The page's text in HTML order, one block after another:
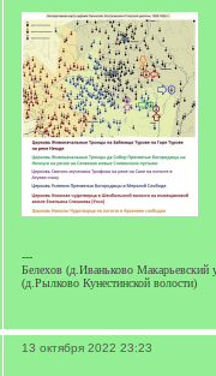
---
Белехов (д.Иваньково
(д.Рылково Кунестинской волости)
13 октября 2022 23:23